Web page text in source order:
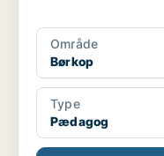
Område
Børkop
Type
Pædagog